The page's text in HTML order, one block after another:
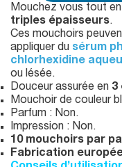
Mouchez vous tout
triples épaisseurs.
Ces mouchoirs
appliquer du sérum
chlorhexidine
ou lésée.
Douceur assurée en 3
Mouchoir de couleur
Parfum : Non.
Impression : Non.
10 mouchoirs par
Fabrication